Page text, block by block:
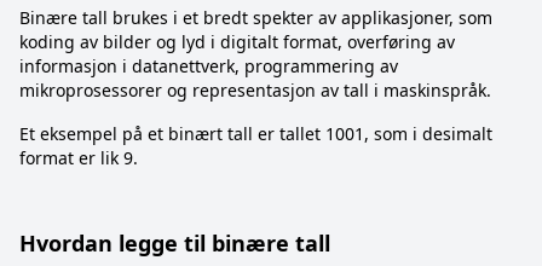
Binære tall brukes i et bredt spekter av applikasjoner, som
koding av bilder og lyd i digitalt format, overføring av
informasjon i datanettverk, programmering av
mikroprosessorer og representasjon av tall i maskinspråk.
Et eksempel på et binært tall er tallet 1001, som i desimalt
format er lik 9.
Hvordan legge til binære tall